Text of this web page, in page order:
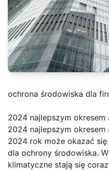
ochrona środowiska dla
2024 najlepszym okresem
2024 najlepszym
2024 rok może okazać
dla ochrony środowiska.
klimatyczne stają się